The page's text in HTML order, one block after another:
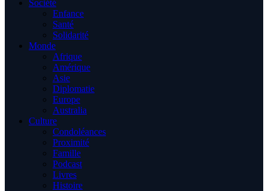
Société
Enfance
Santé
Solidarité
Monde
Afrique
Amérique
Asie
Diplomatie
Europe
Australia
Culture
Condoléances
Proximité
Famille
Podcast
Livres
Histoire